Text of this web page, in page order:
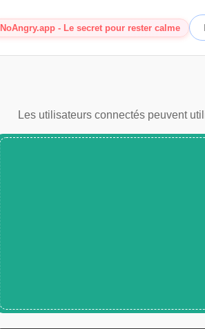
NoAngry.app - Le secret pour rester calme
Les utilisateurs connectés peuvent